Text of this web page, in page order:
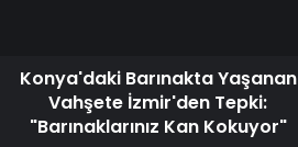
Konya'daki Barınakta Yaşanan
Vahşete İzmir'den Tepki:
"Barınaklarınız Kan Kokuyor"